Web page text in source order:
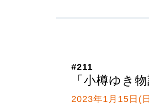
#211
「小樽ゆき物
2023年1月15日(